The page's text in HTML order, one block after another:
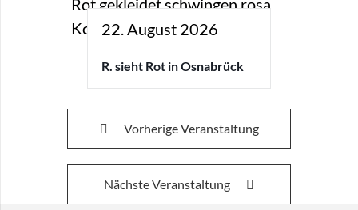
22. August 2026
R. sieht Rot in Osnabrück
Vorherige Veranstaltung
Nächste Veranstaltung